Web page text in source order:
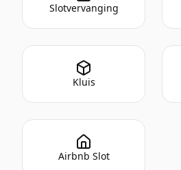
Slotvervanging
Kluis
Airbnb Slot